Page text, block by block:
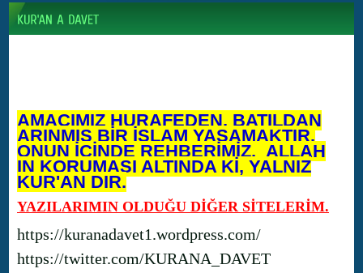
AMACIMIZ HURAFEDEN, BATILDAN
ARINMIŞ BİR İSLAM YAŞAMAKTIR.
ONUN İÇİNDE REHBERİMİZ, ALLAH
IN KORUMASI ALTINDA Kİ, YALNIZ
KUR'AN DIR.
YAZILARIMIN OLDUĞU DİĞER SİTELERİM.
https://kuranadavet1.wordpress.com/
https://twitter.com/KURANA_DAVET